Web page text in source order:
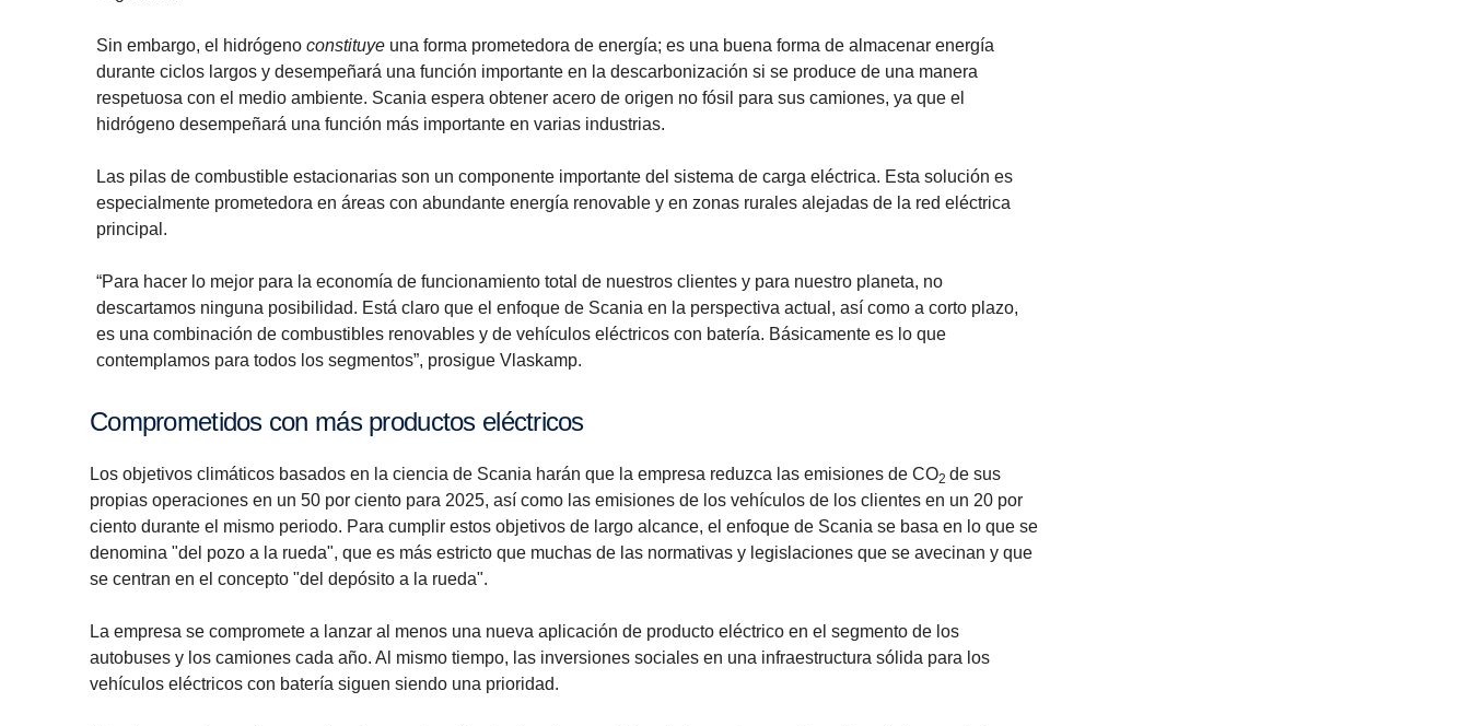
Sin embargo, el hidrógeno constituye una forma prometedora de energía; es una buena forma de almacenar energía
durante ciclos largos y desempeñará una función importante en la descarbonización si se produce de una manera
respetuosa con el medio ambiente. Scania espera obtener acero de origen no fósil para sus camiones, ya que el
hidrógeno desempeñará una función más importante en varias industrias.
Las pilas de combustible estacionarias son un componente importante del sistema de carga eléctrica. Esta solución es
especialmente prometedora en áreas con abundante energía renovable y en zonas rurales alejadas de la red eléctrica
principal.
“Para hacer lo mejor para la economía de funcionamiento total de nuestros clientes y para nuestro planeta, no
descartamos ninguna posibilidad. Está claro que el enfoque de Scania en la perspectiva actual, así como a corto plazo,
es una combinación de combustibles renovables y de vehículos eléctricos con batería. Básicamente es lo que
contemplamos para todos los segmentos”, prosigue Vlaskamp.
Compro­me­tidos con más productos eléctricos
Los objetivos climáticos basados en la ciencia de Scania harán que la empresa reduzca las emisiones de CO2 de sus
propias operaciones en un 50 por ciento para 2025, así como las emisiones de los vehículos de los clientes en un 20 por
ciento durante el mismo periodo. Para cumplir estos objetivos de largo alcance, el enfoque de Scania se basa en lo que se
denomina "del pozo a la rueda", que es más estricto que muchas de las normativas y legislaciones que se avecinan y que
se centran en el concepto "del depósito a la rueda".
La empresa se compromete a lanzar al menos una nueva aplicación de producto eléctrico en el segmento de los
autobuses y los camiones cada año. Al mismo tiempo, las inversiones sociales en una infraestructura sólida para los
vehículos eléctricos con batería siguen siendo una prioridad.